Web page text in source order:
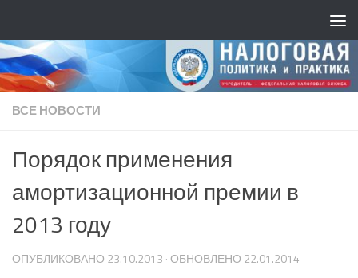
ВСЕ НОВОСТИ
Порядок применения
амортизационной премии в
2013 году
ОПУБЛИКОВАНО 23.10.2013 · ОБНОВЛЕНО 22.01.2014